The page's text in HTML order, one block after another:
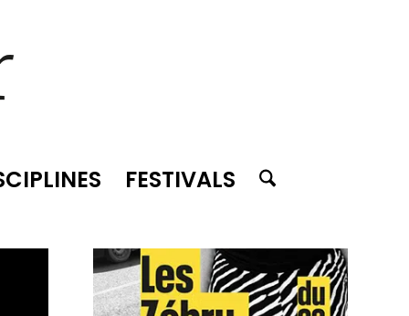
FESTIVALS